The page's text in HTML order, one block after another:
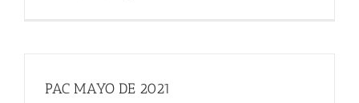
PAC MAYO DE 2021